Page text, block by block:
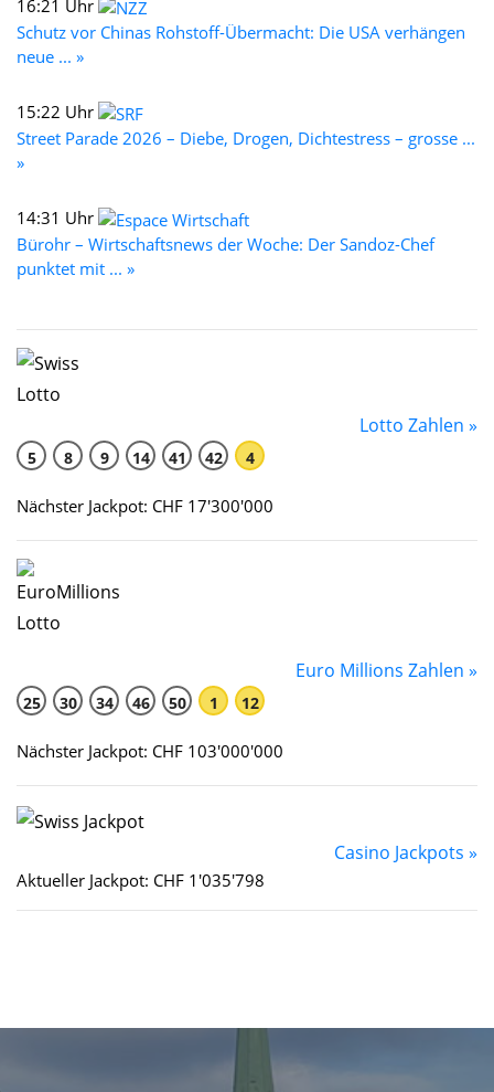
16:21 Uhr
Schutz vor Chinas Rohstoff-Übermacht: Die USA verhängen
neue ... »
15:22 Uhr
Street Parade 2026 – Diebe, Drogen, Dichtestress – grosse ...
»
14:31 Uhr
Bürohr – Wirtschaftsnews der Woche: Der Sandoz-Chef
punktet mit ... »
Lotto Zahlen »
5 8 9 14 41 42 4
Nächster Jackpot: CHF 17'300'000
Euro Millions Zahlen »
25 30 34 46 50 1 12
Nächster Jackpot: CHF 103'000'000
Casino Jackpots »
Aktueller Jackpot: CHF 1'035'798